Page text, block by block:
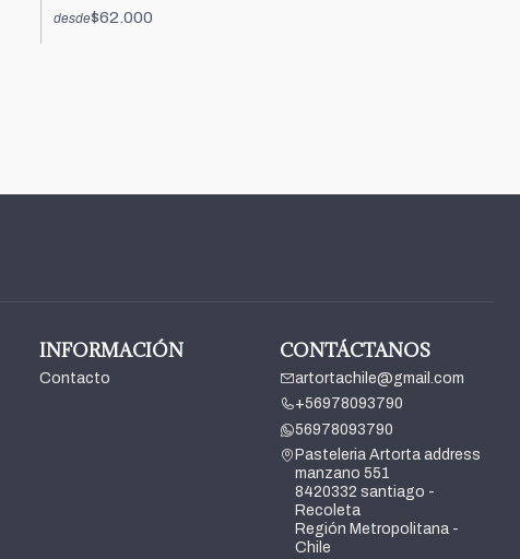
desde$62.000
INFORMACIÓN
Contacto
CONTÁCTANOS
artortachile@gmail.com
+56978093790
56978093790
Pasteleria Artorta address
manzano 551
8420332 santiago -
Recoleta
Región Metropolitana -
Chile